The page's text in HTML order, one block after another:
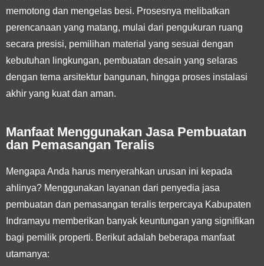
memotong dan mengelas besi. Prosesnya melibatkan
perencanaan yang matang, mulai dari pengukuran ruang
secara presisi, pemilihan material yang sesuai dengan
kebutuhan lingkungan, pembuatan desain yang selaras
dengan tema arsitektur bangunan, hingga proses instalasi
akhir yang kuat dan aman.
Manfaat Menggunakan Jasa Pembuatan
dan Pemasangan Teralis
Mengapa Anda harus menyerahkan urusan ini kepada
ahlinya? Menggunakan layanan dari penyedia jasa
pembuatan dan pemasangan teralis terpercaya Kabupaten
Indramayu memberikan banyak keuntungan yang signifikan
bagi pemilik properti. Berikut adalah beberapa manfaat
utamanya: